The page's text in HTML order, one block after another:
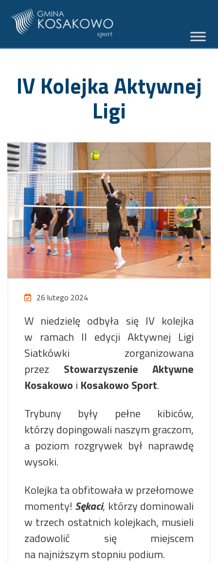
IV Kolejka Aktywnej
Ligi
26 lutego 2024
W niedzielę odbyła się IV kolejka
w ramach II edycji Aktywnej Ligi
Siatkówki zorganizowana
przez Stowarzyszenie Aktywne
Kosakowo i Kosakowo Sport.
Trybuny były pełne kibiców,
którzy dopingowali naszym graczom,
a poziom rozgrywek był naprawdę
wysoki.
Kolejka ta obfitowała w przełomowe
momenty! Sękaci, którzy dominowali
w trzech ostatnich kolejkach, musieli
zadowolić się miejscem
na najniższym stopniu podium.